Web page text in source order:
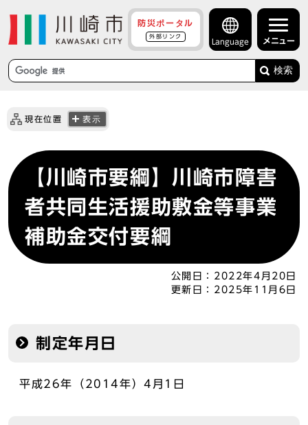
防災ポータル
外部リンク
Language メニュー
検索
現在位置 表示
【川崎市要綱】川崎市障害
者共同生活援助敷金等事業
補助金交付要綱
公開日： 2022年4月20日
更新日： 2025年11月6日
制定年月日
平成26年（2014年）4月1日